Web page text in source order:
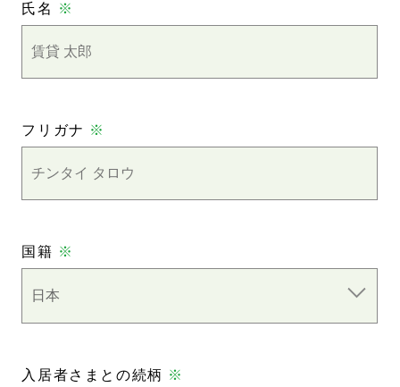
氏名 ※
フリガナ ※
国籍 ※
入居者さまとの続柄 ※